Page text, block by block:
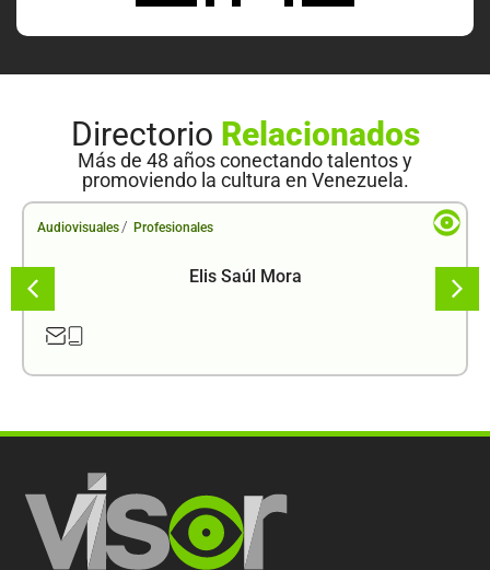
Directorio Relacionados
Más de 48 años conectando talentos y
promoviendo la cultura en Venezuela.
Audiovisuales / Profesionales
Elis Saúl Mora